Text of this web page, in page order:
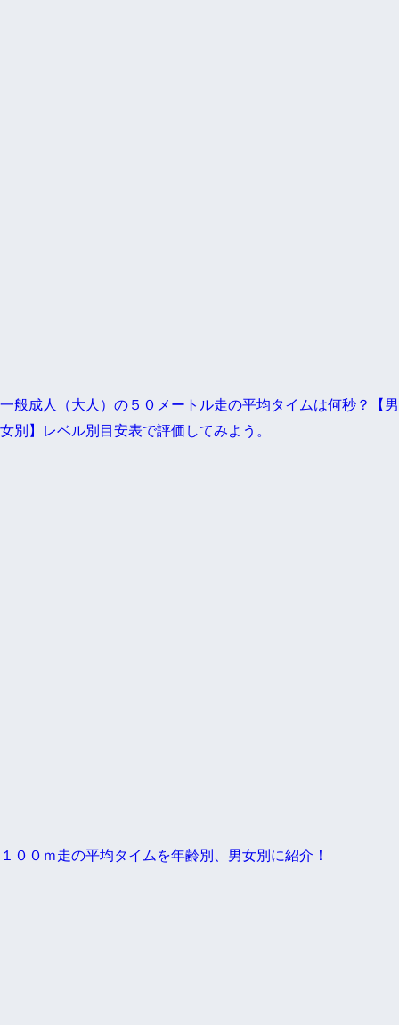
一般成人（大人）の５０メートル走の平均タイムは何秒？【男
女別】レベル別目安表で評価してみよう。
１００ｍ走の平均タイムを年齢別、男女別に紹介！